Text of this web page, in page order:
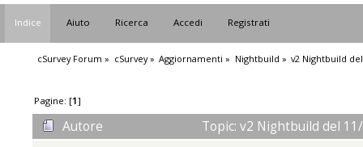
Indice Aiuto Ricerca Accedi Registrati
cSurvey Forum » cSurvey» Aggiornamenti » Nightbuild » v2 Nightbuild
Pagine: [1]
Autore
Topic: v2 Nightbuild del